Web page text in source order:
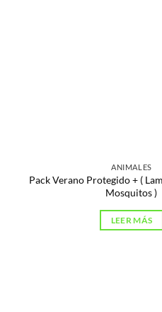
ANIMALES
Pack Verano Protegido + (
Mosquitos )
LEER MÁS